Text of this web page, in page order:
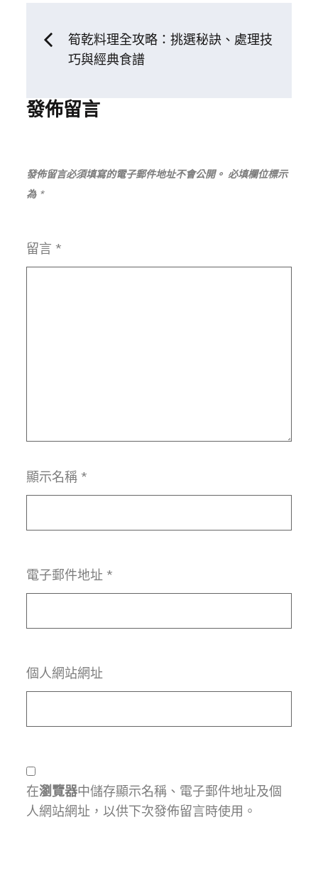
文
導
覽
筍乾料理全攻略：挑選秘訣、處理技
巧與經典食譜
發佈留言
發佈留言必須填寫的電子郵件地址不會公開。 必填欄位標示
為 *
留言 *
顯示名稱 *
電子郵件地址 *
個人網站網址
在瀏覽器中儲存顯示名稱、電子郵件地址及個
人網站網址，以供下次發佈留言時使用。